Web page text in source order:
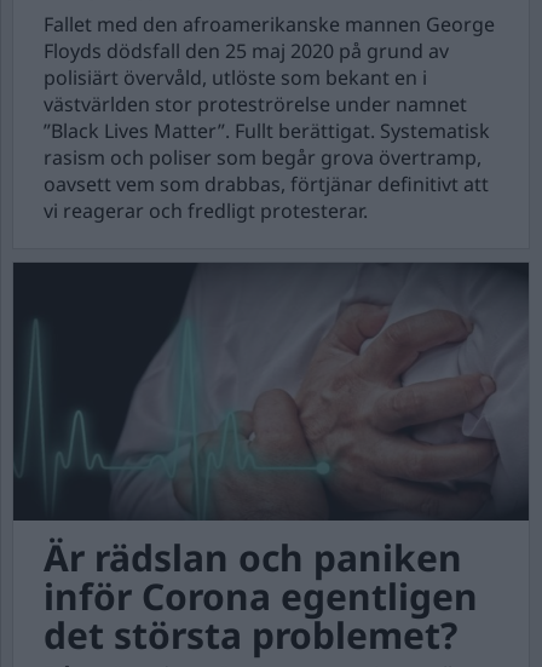
Fallet med den afroamerikanske mannen George
Floyds dödsfall den 25 maj 2020 på grund av
polisiärt övervåld, utlöste som bekant en i
västvärlden stor proteströrelse under namnet
”Black Lives Matter”. Fullt berättigat. Systematisk
rasism och poliser som begår grova övertramp,
oavsett vem som drabbas, förtjänar definitivt att
vi reagerar och fredligt protesterar.
Är rädslan och paniken
inför Corona egentligen
det största problemet?